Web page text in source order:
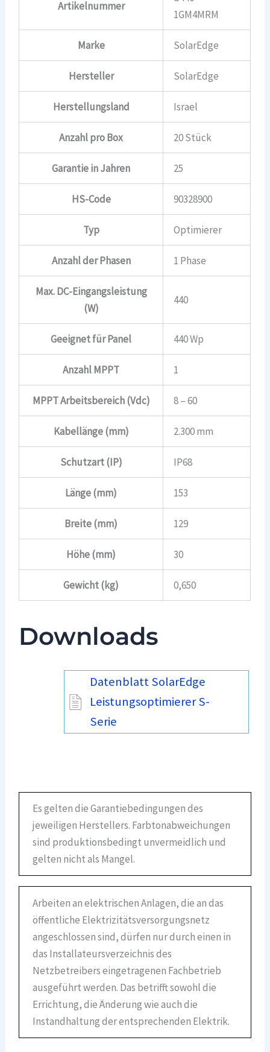
Artikelnummer
1GM4MRM
Marke SolarEdge
Hersteller SolarEdge
Herstellungsland Israel
Anzahl pro Box 20 Stück
Garantie in Jahren 25
HS-Code 90328900
Typ Optimierer
Anzahl der Phasen 1 Phase
Max. DC-Eingangsleistung
(W)
440
Geeignet für Panel 440 Wp
Anzahl MPPT 1
MPPT Arbeitsbereich (Vdc) 8 – 60
Kabellänge (mm) 2.300 mm
Schutzart (IP) IP68
Länge (mm) 153
Breite (mm) 129
Höhe (mm) 30
Gewicht (kg) 0,650
Downloads
Datenblatt SolarEdge
Leistungsoptimierer S-
Serie
Es gelten die Garantiebedingungen des
jeweiligen Herstellers. Farbtonabweichungen
sind produktionsbedingt unvermeidlich und
gelten nicht als Mangel.
Arbeiten an elektrischen Anlagen, die an das
öffentliche Elektrizitätsversorgungsnetz
angeschlossen sind, dürfen nur durch einen in
das Installateursverzeichnis des
Netzbetreibers eingetragenen Fachbetrieb
ausgeführt werden. Das betrifft sowohl die
Errichtung, die Änderung wie auch die
Instandhaltung der entsprechenden Elektrik.